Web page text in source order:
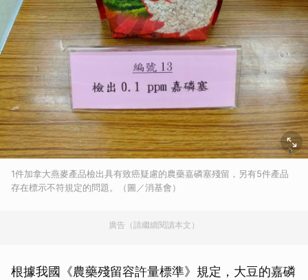
1件加拿大燕麥產品檢出具有致癌疑慮的農藥嘉磷塞殘留，另有5件產品
存在標示不符規定的問題。（圖／消基會）
廣告（請繼續閱讀本文）
根據我國《農藥殘留容許量標準》規定，大豆的嘉磷